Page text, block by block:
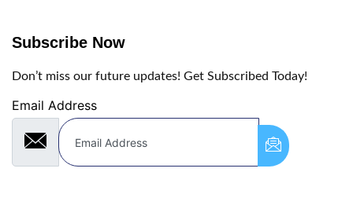
Subscribe Now
Don’t miss our future updates! Get Subscribed Today!
Email Address